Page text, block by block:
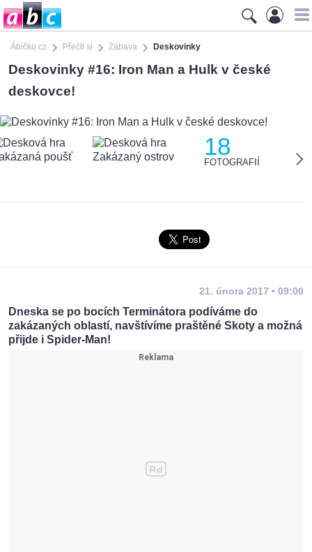
Ábíčko.cz Přečti si Zábava Deskovinky
Deskovinky #16: Iron Man a Hulk v české
deskovce!
18
FOTOGRAFIÍ
21. února 2017 • 09:00
Dneska se po bocích Terminátora podíváme do
zakázaných oblastí, navštívíme praštěné Skoty a možná
přijde i Spider-Man!